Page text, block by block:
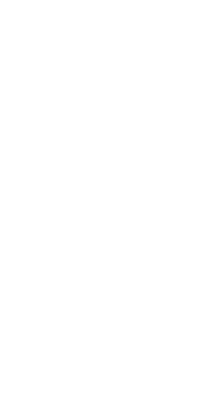
kaufen
Group
werden